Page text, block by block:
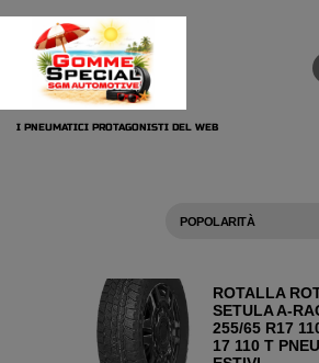
I PNEUMATICI PROTAGONISTI DEL WEB
ROTALLA
SETULA A-
255/65 R17
17 110 T